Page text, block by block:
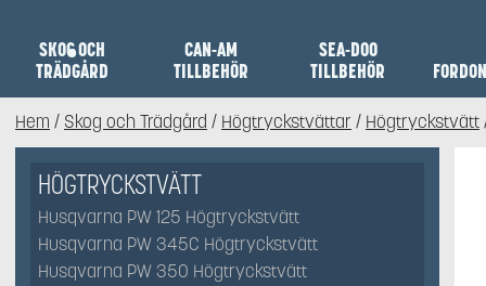
SKOG OCH
TRÄDGÅRD
CAN-AM
TILLBEHÖR
SEA-DOO
TILLBEHÖR
FORDON
Hem / Skog och Trädgård / Högtryckstvättar / Högtryckstvätt
HÖGTRYCKSTVÄTT
Husqvarna PW 125 Högtryckstvätt
Husqvarna PW 345C Högtryckstvätt
Husqvarna PW 350 Högtryckstvätt